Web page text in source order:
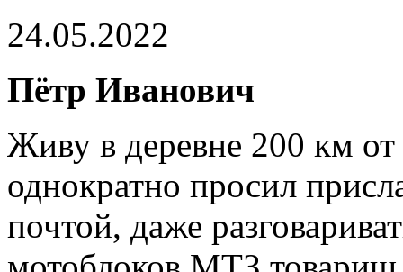
24.05.2022
Пётр Иванович
Живу в деревне 200 км от
однократно просил
почтой, даже